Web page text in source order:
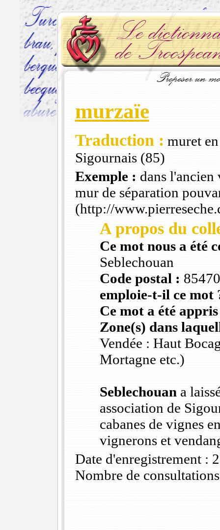
murzaïe
Traduction : muret
Sigournais (85)
Exemple : dans
mur de séparation
(http://
A propos du
Ce mot nous a été
Seblechouan
Code postal :
emploie-t-il ce mot
Ce mot a été
Zone(s) dans
Vendée : Haut
Mortagne etc.)
Seblechouan a
association de
cabanes de vignes
vignerons et
Date d'enregistrement :
Nombre de